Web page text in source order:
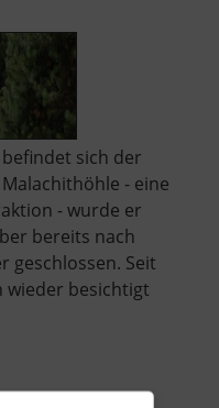
sich der
- eine
- wurde er
bereits nach
geschlossen. Seit
wieder besichtigt